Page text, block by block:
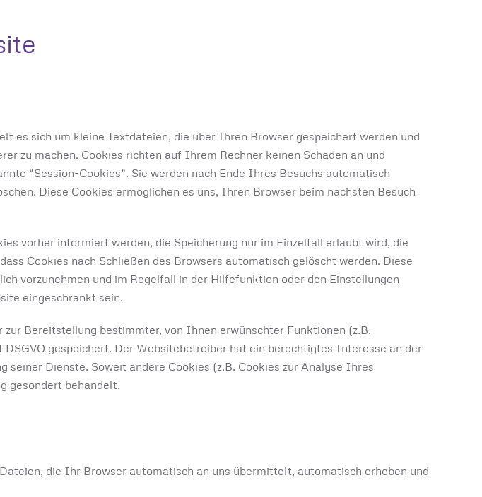
es sich um kleine Textdateien, die über Ihren Browser gespeichert werden und
zu machen. Cookies richten auf Ihrem Rechner keinen Schaden an und
“Session-Cookies”. Sie werden nach Ende Ihres Besuchs automatisch
Diese Cookies ermöglichen es uns, Ihren Browser beim nächsten Besuch
vorher informiert werden, die Speicherung nur im Einzelfall erlaubt wird, die
Cookies nach Schließen des Browsers automatisch gelöscht werden. Diese
vorzunehmen und im Regelfall in der Hilfefunktion oder den Einstellungen
eingeschränkt sein.
Bereitstellung bestimmter, von Ihnen erwünschter Funktionen (z.B.
gespeichert. Der Websitebetreiber hat ein berechtigtes Interesse an der
Dienste. Soweit andere Cookies (z.B. Cookies zur Analyse Ihres
gesondert behandelt.
die Ihr Browser automatisch an uns übermittelt, automatisch erheben und